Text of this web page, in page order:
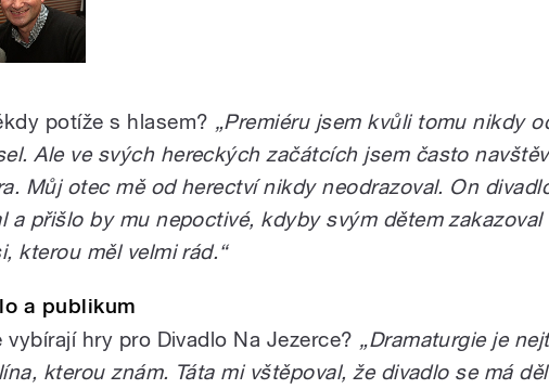
potíže s hlasem? „Premiéru jsem kvůli tomu nikdy
Ale ve svých hereckých začátcích jsem často
Můj otec mě od herectví nikdy neodrazoval. On
a přišlo by mu nepoctivé, kdyby svým dětem zakazoval
kterou měl velmi rád.“
a publikum
vybírají hry pro Divadlo Na Jezerce? „Dramaturgie je
kterou znám. Táta mi vštěpoval, že divadlo se má